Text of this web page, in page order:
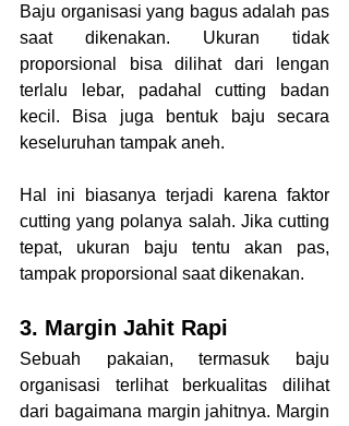
Baju organisasi yang bagus adalah pas
saat dikenakan. Ukuran tidak
proporsional bisa dilihat dari lengan
terlalu lebar, padahal cutting badan
kecil. Bisa juga bentuk baju secara
keseluruhan tampak aneh.
Hal ini biasanya terjadi karena faktor
cutting yang polanya salah. Jika cutting
tepat, ukuran baju tentu akan pas,
tampak proporsional saat dikenakan.
3. Margin Jahit Rapi
Sebuah pakaian, termasuk baju
organisasi terlihat berkualitas dilihat
dari bagaimana margin jahitnya. Margin